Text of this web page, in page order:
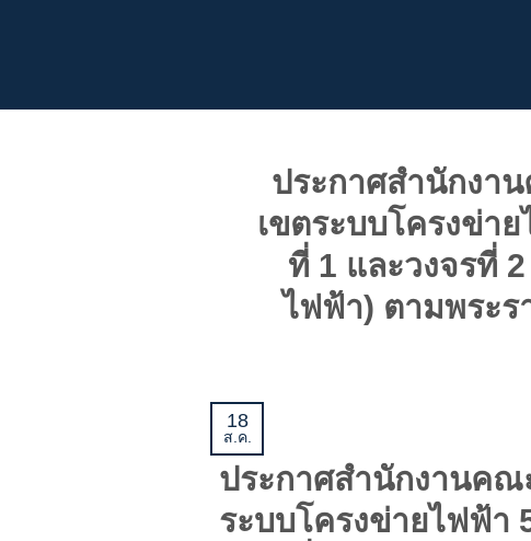
เนื้อหา
ประกาศสำนักงา
เขตระบบโครงข่า
ที่ 1 และวงจรที่
ไฟฟ้า) ตามพระ
18
ส.ค.
ประกาศสำนักงานคณ
ระบบโครงข่ายไฟฟ้า